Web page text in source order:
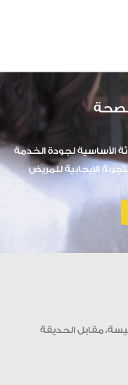
الأساسية لجودة الخدمة
الإيجابية للمريض
مقابل الحديقة